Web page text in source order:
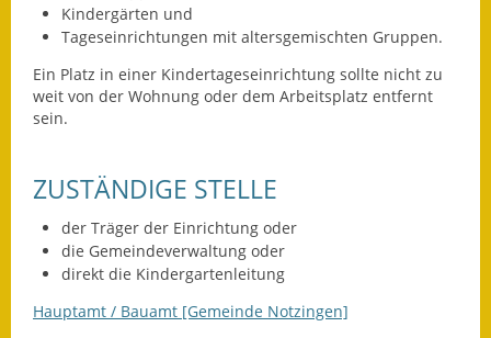
Leichte Sprache
Infos in Leichter Sprache
Nachhaltigkeitsbericht
Notfallplanung
Ortsplan
Kindergärten und
Tageseinrichtungen mit altersgemischten Gruppen.
Ein Platz in einer Kindertageseinrichtung sollte nicht zu
weit von der Wohnung oder dem Arbeitsplatz entfernt
sein.
ZUSTÄNDIGE STELLE
der Träger der Einrichtung oder
die Gemeindeverwaltung oder
direkt die Kindergartenleitung
Hauptamt / Bauamt [Gemeinde Notzingen]